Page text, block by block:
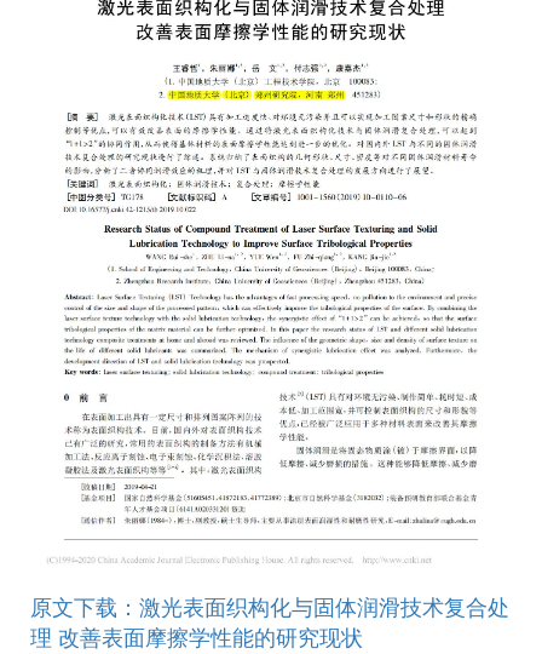
原文下载：激光表面织构化与固体润滑技术复合处
理 改善表面摩擦学性能的研究现状